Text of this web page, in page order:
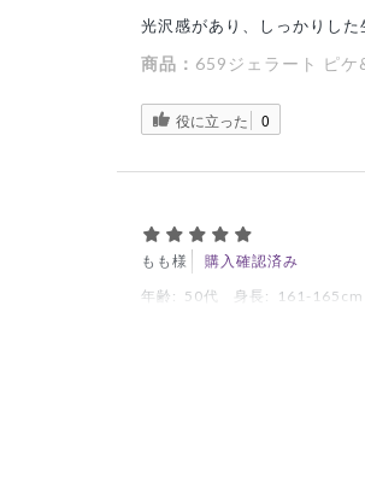
光沢感があり、しっかりした
商品： 659ジェラート ピ
役に立った 0
もも様 購入確認済み
年齢: 50代 身長: 161-165cm
1着白上下で試しに購入し